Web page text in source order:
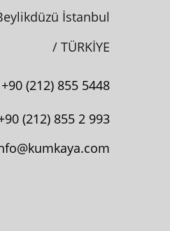
İstanbul
/ TÜRKİYE
+90 (212) 855 5448
(212) 855 2 993